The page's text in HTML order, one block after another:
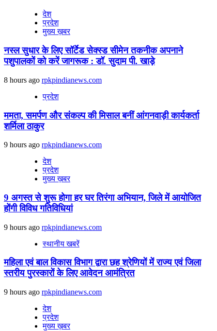
देश
प्रदेश
मुख्य ख़बर
नस्ल सुधार के लिए सॉर्टेड सेक्स्ड सीमेन तकनीक अपनाने
पशुपालकों को करें जागरूक : डॉ. सुदाम पी. खाड़े
8 hours ago rpkpindianews.com
प्रदेश
ममता, समर्पण और संकल्प की मिसाल बनीं आंगनवाड़ी कार्यकर्ता
शर्मिला ठाकुर
9 hours ago rpkpindianews.com
देश
प्रदेश
मुख्य ख़बर
9 अगस्‍त से शुरू होगा हर घर तिरंगा अभियान, जिले में आयोजित
होंगी विविध गतिविधियां
9 hours ago rpkpindianews.com
स्थानीय खबरें
महिला एवं बाल विकास विभाग द्वारा छह श्रेणियों में राज्य एवं जिला
स्तरीय पुरस्कारों के लिए आवेदन आमंत्रित
9 hours ago rpkpindianews.com
देश
प्रदेश
मुख्य ख़बर